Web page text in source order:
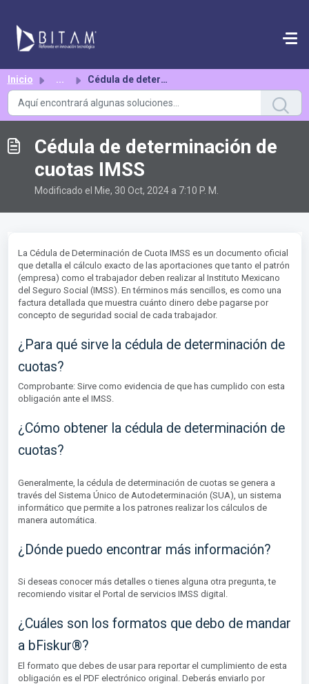
Inicio ... Cédula de determinación de cuotas IMSS
Cédula de determinación de
cuotas IMSS
Modificado el Mie, 30 Oct, 2024 a 7:10 P. M.
La Cédula de Determinación de Cuota IMSS es un documento oficial
que detalla el cálculo exacto de las aportaciones que tanto el patrón
(empresa) como el trabajador deben realizar al Instituto Mexicano
del Seguro Social (IMSS). En términos más sencillos, es como una
factura detallada que muestra cuánto dinero debe pagarse por
concepto de seguridad social de cada trabajador.
¿Para qué sirve la cédula de determinación de
cuotas?
Comprobante: Sirve como evidencia de que has cumplido con esta
obligación ante el IMSS.
¿Cómo obtener la cédula de determinación de
cuotas?
Generalmente, la cédula de determinación de cuotas se genera a
través del Sistema Único de Autodeterminación (SUA), un sistema
informático que permite a los patrones realizar los cálculos de
manera automática.
¿Dónde puedo encontrar más información?
Si deseas conocer más detalles o tienes alguna otra pregunta, te
recomiendo visitar el Portal de servicios IMSS digital.
¿Cuáles son los formatos que debo de mandar
a bFiskur®?
El formato que debes de usar para reportar el cumplimiento de esta
obligación es el PDF electrónico original. Deberás enviarlo por